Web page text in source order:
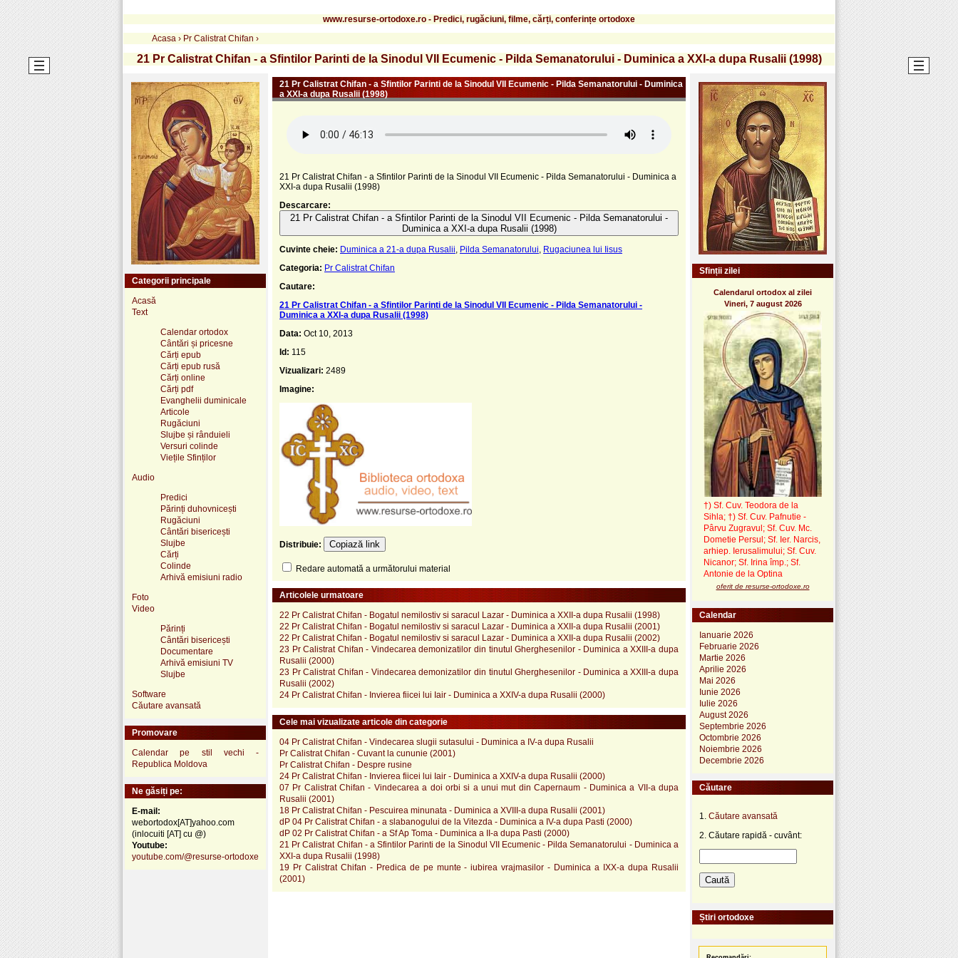
www.resurse-ortodoxe.ro - Predici, rugăciuni, filme, cărți, conferințe ortodoxe
Acasa › Pr Calistrat Chifan ›
21 Pr Calistrat Chifan - a Sfintilor Parinti de la Sinodul VII Ecumenic - Pilda Semanatorului - Duminica a XXI-a dupa Rusalii (1998)
21 Pr Calistrat Chifan - a Sfintilor Parinti de la Sinodul VII Ecumenic - Pilda Semanatorului - Duminica
a XXI-a dupa Rusalii (1998)
21 Pr Calistrat Chifan - a Sfintilor Parinti de la Sinodul VII Ecumenic - Pilda Semanatorului - Duminica a
XXI-a dupa Rusalii (1998)
Descarcare:
21 Pr Calistrat Chifan - a Sfintilor Parinti de la Sinodul VII Ecumenic - Pilda Semanatorului -
Duminica a XXI-a dupa Rusalii (1998)
Cuvinte cheie: Duminica a 21-a dupa Rusalii Pilda Semanatorului Rugaciunea lui Iisus
Categoria: Pr Calistrat Chifan
Cautare:
21 Pr Calistrat Chifan - a Sfintilor Parinti de la Sinodul VII Ecumenic - Pilda Semanatorului -
Duminica a XXI-a dupa Rusalii (1998)
Data: Oct 10, 2013
Id: 115
Vizualizari: 2489
Imagine:
Distribuie: Copiază link
Redare automată a următorului material
Articolele urmatoare
22 Pr Calistrat Chifan - Bogatul nemilostiv si saracul Lazar - Duminica a XXII-a dupa Rusalii (1998)
22 Pr Calistrat Chifan - Bogatul nemilostiv si saracul Lazar - Duminica a XXII-a dupa Rusalii (2001)
22 Pr Calistrat Chifan - Bogatul nemilostiv si saracul Lazar - Duminica a XXII-a dupa Rusalii (2002)
23 Pr Calistrat Chifan - Vindecarea demonizatilor din tinutul Gherghesenilor - Duminica a XXIII-a dupa
Rusalii (2000)
23 Pr Calistrat Chifan - Vindecarea demonizatilor din tinutul Gherghesenilor - Duminica a XXIII-a dupa
Rusalii (2002)
24 Pr Calistrat Chifan - Invierea fiicei lui Iair - Duminica a XXIV-a dupa Rusalii (2000)
Cele mai vizualizate articole din categorie
04 Pr Calistrat Chifan - Vindecarea slugii sutasului - Duminica a IV-a dupa Rusalii
Pr Calistrat Chifan - Cuvant la cununie (2001)
Pr Calistrat Chifan - Despre rusine
24 Pr Calistrat Chifan - Invierea fiicei lui Iair - Duminica a XXIV-a dupa Rusalii (2000)
07 Pr Calistrat Chifan - Vindecarea a doi orbi si a unui mut din Capernaum - Duminica a VII-a dupa
Rusalii (2001)
18 Pr Calistrat Chifan - Pescuirea minunata - Duminica a XVIII-a dupa Rusalii (2001)
dP 04 Pr Calistrat Chifan - a slabanogului de la Vitezda - Duminica a IV-a dupa Pasti (2000)
dP 02 Pr Calistrat Chifan - a Sf Ap Toma - Duminica a II-a dupa Pasti (2000)
21 Pr Calistrat Chifan - a Sfintilor Parinti de la Sinodul VII Ecumenic - Pilda Semanatorului - Duminica a
XXI-a dupa Rusalii (1998)
19 Pr Calistrat Chifan - Predica de pe munte - iubirea vrajmasilor - Duminica a IXX-a dupa Rusalii
(2001)
Categorii principale
Acasă
Text
Calendar ortodox
Cântări și pricesne
Cărți epub
Cărți epub rusă
Cărți online
Cărți pdf
Evanghelii duminicale
Articole
Rugăciuni
Slujbe și rânduieli
Versuri colinde
Viețile Sfinților
Audio
Predici
Părinți duhovnicești
Rugăciuni
Cântări bisericești
Slujbe
Cărți
Colinde
Arhivă emisiuni radio
Foto
Video
Părinți
Cântări bisericești
Documentare
Arhivă emisiuni TV
Slujbe
Software
Căutare avansată
Promovare
Calendar pe stil vechi -
Republica Moldova
Ne găsiți pe:
E-mail:
webortodox[AT]yahoo.com
(inlocuiti [AT] cu @)
Youtube:
youtube.com/@resurse-ortodoxe
Sfinții zilei
Calendarul ortodox al zilei
Vineri, 7 august 2026
†) Sf. Cuv. Teodora de la
Sihla; †) Sf. Cuv. Pafnutie -
Pârvu Zugravul ; Sf. Cuv. Mc.
Dometie Persul; Sf. Ier. Narcis,
arhiep. Ierusalimului; Sf. Cuv.
Nicanor; Sf. Irina împ.; Sf.
Antonie de la Optina
oferit de resurse-ortodoxe.ro
Calendar
Ianuarie 2026
Februarie 2026
Martie 2026
Aprilie 2026
Mai 2026
Iunie 2026
Iulie 2026
August 2026
Septembrie 2026
Octombrie 2026
Noiembrie 2026
Decembrie 2026
Căutare
1. Căutare avansată
2. Căutare rapidă - cuvânt:
Știri ortodoxe